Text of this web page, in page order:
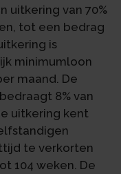
uitkering van 70%
tot een bedrag
is
minimumloon
maand. De
8% van
uitkering kent
te verkorten
104 weken. De